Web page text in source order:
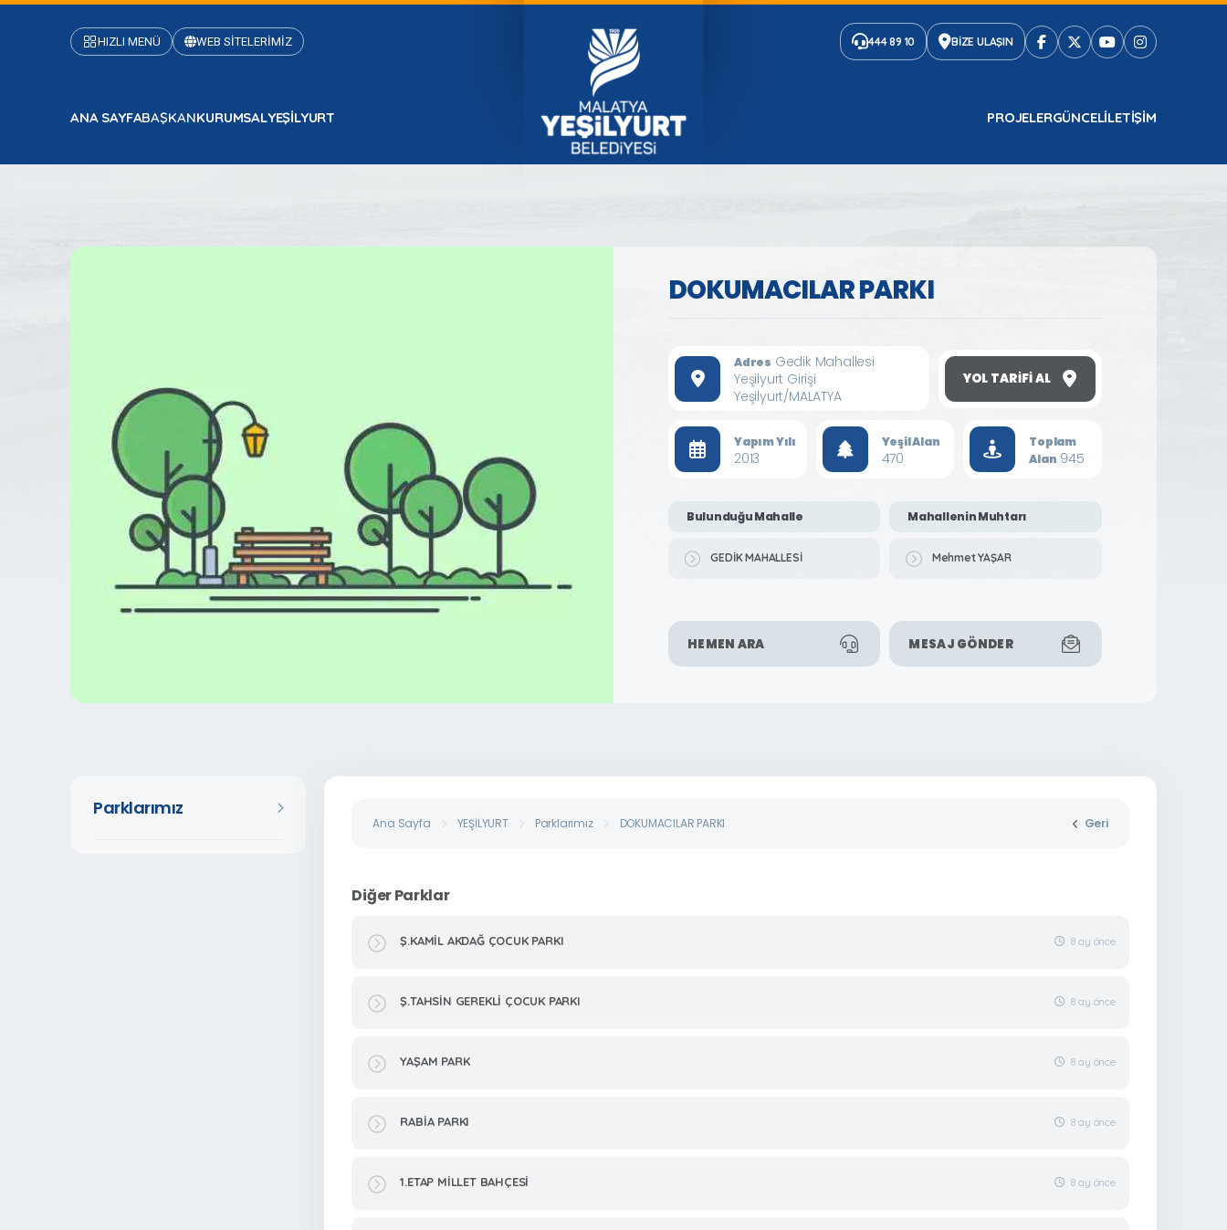
HIZLI MENÜ WEB SİTELERİMİZ 444 89 10 BİZE ULAŞIN
ANA SAYFABAŞKANKURUMSALYEŞİLYURT PROJELERGÜNCELILETIŞIM
DOKUMACILAR PARKI
Adres Gedik Mahallesi
Yeşilyurt Girişi
Yeşilyurt/MALATYA
YOL TARIFI AL
Yapım Yılı
2013
Yeşil Alan
470
Toplam
Alan 945
Bulunduğu Mahalle
GEDİK MAHALLESİ
Mahallenin Muhtarı
Mehmet YAŞAR
HEMEN ARA MESAJ GÖNDER
Parklarımız
Ana Sayfa YEŞİLYURT Parklarımız DOKUMACILAR PARKI Geri
Diğer Parklar
Ş.KAMİL AKDAĞ ÇOCUK PARKI 8 ay önce
Ş.TAHSİN GEREKLİ ÇOCUK PARKI 8 ay önce
YAŞAM PARK 8 ay önce
RABİA PARKI 8 ay önce
1.ETAP MİLLET BAHÇESİ 8 ay önce